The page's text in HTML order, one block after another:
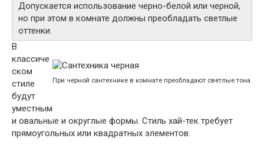
Допускается использование черно-белой или черной,
но при этом в комнате должны преобладать светлые
оттенки.
При черной сантехнике в комнате преобладают светлые тона.
В
классиче
ском
стиле
будут
уместным
и овальные и округлые формы. Стиль хай-тек требует
прямоугольных или квадратных элементов.